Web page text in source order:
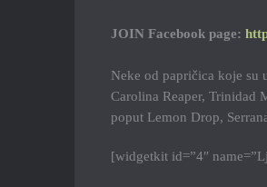
JOIN Facebook page:
Neke od papričica koje su
Carolina Reaper, Trinidad
poput Lemon Drop,
[widgetkit id=”4″